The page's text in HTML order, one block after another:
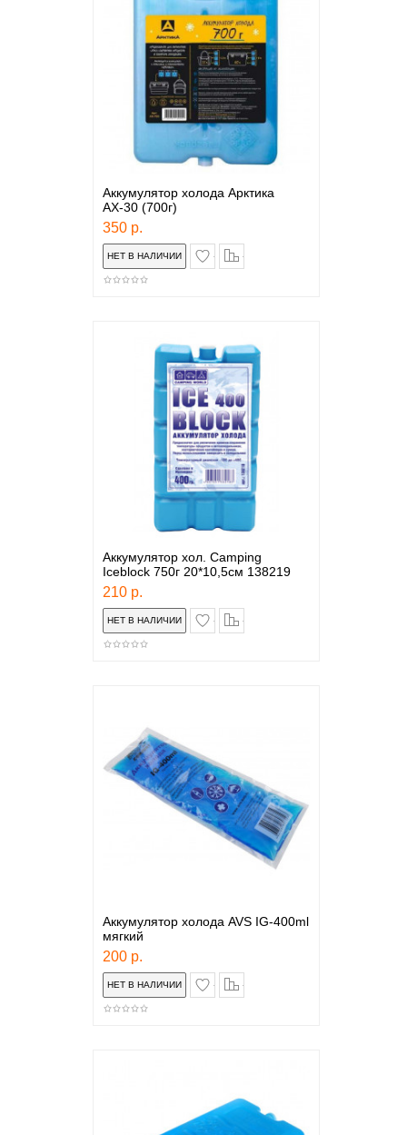
Аккумулятор холода Арктика
АХ-30 (700г)
350 р.
в закладки
Аккумулятор хол. Camping
Iceblock 750г 20*10,5см 138219
210 р.
в закладки
Аккумулятор холода AVS IG-400ml
мягкий
200 р.
в закладки